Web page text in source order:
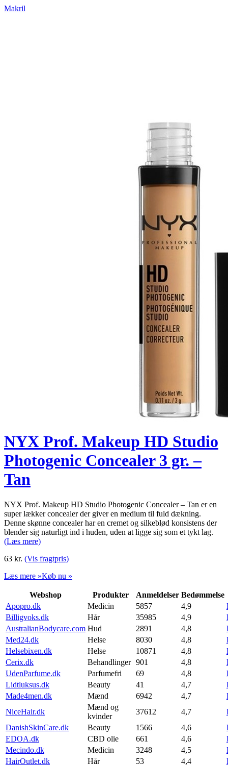
Makril
NYX Prof. Makeup HD Studio
Photogenic Concealer 3 gr. –
Tan
NYX Prof. Makeup HD Studio Photogenic Concealer – Tan er en
super lækker concealer der giver en medium til fuld dækning.
Denne skønne concealer har en cremet og silkeblød konsistens der
blender sig naturligt ind i huden, uden at ligge sig som et tykt lag.
(Læs mere)
63 kr. (Vis fragtpris)
Læs mere »Køb nu »
Webshop Produkter Anmeldelser Bedømmelse
Apopro.dk
Medicin 5857 4,9
Billigvoks.dk
Hår 35985 4,9
AustralianBodycare.com Hud 2891 4,8
Med24.dk
Helse 8030 4,8
Helsebixen.dk
Helse 10871 4,8
Cerix.dk
Behandlinger 901 4,8
UdenParfume.dk
Parfumefri 69 4,8
Lidtluksus.dk
Beauty 41 4,7
Made4men.dk
Mænd 6942 4,7
NiceHair.dk
Mænd og
kvinder
37612 4,7
DanishSkinCare.dk
Beauty 1566 4,6
EDOA.dk
CBD olie 661 4,6
Mecindo.dk
Medicin 3248 4,5
HairOutlet.dk
Hår 53 4,4